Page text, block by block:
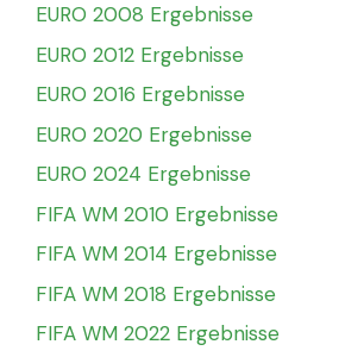
EURO 2008 Ergebnisse
EURO 2012 Ergebnisse
EURO 2016 Ergebnisse
EURO 2020 Ergebnisse
EURO 2024 Ergebnisse
FIFA WM 2010 Ergebnisse
FIFA WM 2014 Ergebnisse
FIFA WM 2018 Ergebnisse
FIFA WM 2022 Ergebnisse